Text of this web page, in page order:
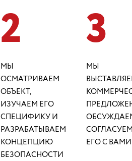
2
МЫ
ОСМАТРИВАЕМ
ОБЪЕКТ,
ИЗУЧАЕМ ЕГО
СПЕЦИФИКУ И
РАЗРАБАТЫВАЕМ
КОНЦЕПЦИЮ
БЕЗОПАСНОСТИ
3
МЫ
ЕГО С ВАМИ